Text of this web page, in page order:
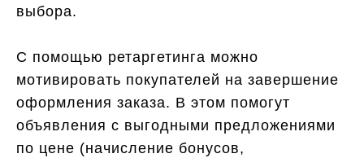
выбора.
С помощью ретаргетинга можно
мотивировать покупателей на завершение
оформления заказа. В этом помогут
объявления с выгодными предложениями
по цене (начисление бонусов,